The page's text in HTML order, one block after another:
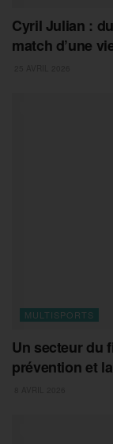
Cyril Julian :
match d’une
MULTISPORTS
Un secteur du
prévention et